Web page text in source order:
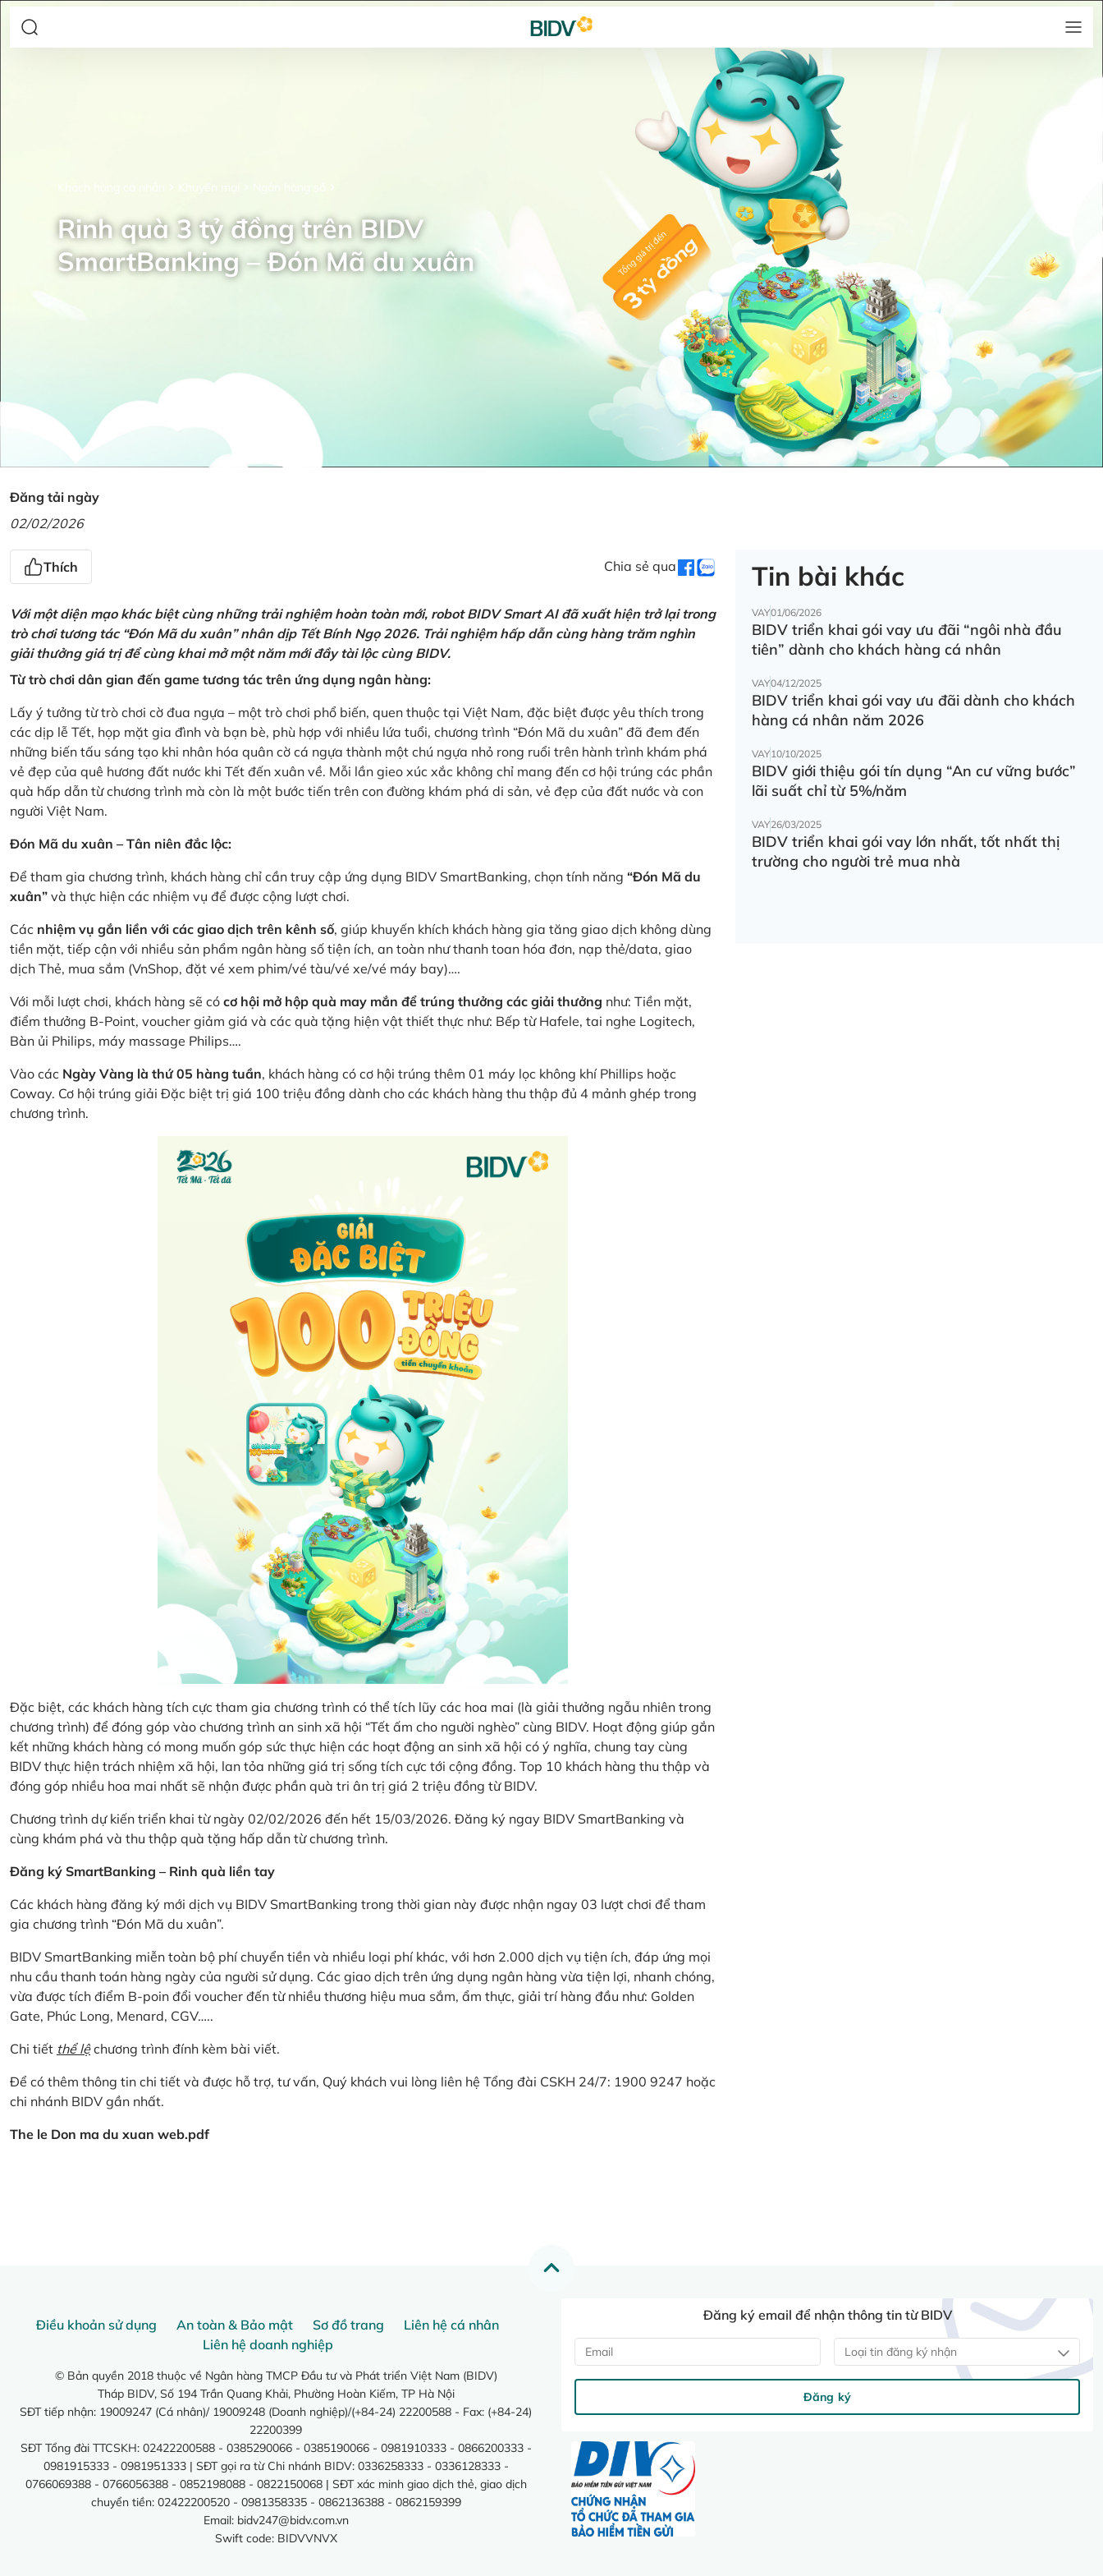
Khuyến mại Ngân hàng số
Rinh quà 3 tỷ đồng trên BIDV
SmartBanking – Đón Mã du xuân
Đăng tải ngày
02/02/2026
Thích Chia sẻ qua
Với một diện mạo khác biệt cùng những trải nghiệm hoàn toàn mới, robot BIDV Smart AI đã xuất hiện trở lại trong
trò chơi tương tác “Đón Mã du xuân” nhân dịp Tết Bính Ngọ 2026. Trải nghiệm hấp dẫn cùng hàng trăm nghìn
giải thưởng giá trị để cùng khai mở một năm mới đầy tài lộc cùng BIDV.
Từ trò chơi dân gian đến game tương tác trên ứng dụng ngân hàng:
Lấy ý tưởng từ trò chơi cờ đua ngựa – một trò chơi phổ biến, quen thuộc tại Việt Nam, đặc biệt được yêu thích trong
các dịp lễ Tết, họp mặt gia đình và bạn bè, phù hợp với nhiều lứa tuổi, chương trình “Đón Mã du xuân” đã đem đến
những biến tấu sáng tạo khi nhân hóa quân cờ cá ngựa thành một chú ngựa nhỏ rong ruổi trên hành trình khám phá
vẻ đẹp của quê hương đất nước khi Tết đến xuân về. Mỗi lần gieo xúc xắc không chỉ mang đến cơ hội trúng các phần
quà hấp dẫn từ chương trình mà còn là một bước tiến trên con đường khám phá di sản, vẻ đẹp của đất nước và con
người Việt Nam.
Đón Mã du xuân – Tân niên đắc lộc:
Để tham gia chương trình, khách hàng chỉ cần truy cập ứng dụng BIDV SmartBanking, chọn tính năng “Đón Mã du
xuân” và thực hiện các nhiệm vụ để được cộng lượt chơi.
Các nhiệm vụ gắn liền với các giao dịch trên kênh số, giúp khuyến khích khách hàng gia tăng giao dịch không dùng
tiền mặt, tiếp cận với nhiều sản phẩm ngân hàng số tiện ích, an toàn như thanh toan hóa đơn, nạp thẻ/data, giao
dịch Thẻ, mua sắm (VnShop, đặt vé xem phim/vé tàu/vé xe/vé máy bay)….
Với mỗi lượt chơi, khách hàng sẽ có cơ hội mở hộp quà may mắn để trúng thưởng các giải thưởng như: Tiền mặt,
điểm thưởng B-Point, voucher giảm giá và các quà tặng hiện vật thiết thực như: Bếp từ Hafele, tai nghe Logitech,
Bàn ủi Philips, máy massage Philips….
Vào các Ngày Vàng là thứ 05 hàng tuần, khách hàng có cơ hội trúng thêm 01 máy lọc không khí Phillips hoặc
Coway. Cơ hội trúng giải Đặc biệt trị giá 100 triệu đồng dành cho các khách hàng thu thập đủ 4 mảnh ghép trong
chương trình.
Đặc biệt, các khách hàng tích cực tham gia chương trình có thể tích lũy các hoa mai (là giải thưởng ngẫu nhiên trong
chương trình) để đóng góp vào chương trình an sinh xã hội “Tết ấm cho người nghèo” cùng BIDV. Hoạt động giúp gắn
kết những khách hàng có mong muốn góp sức thực hiện các hoạt động an sinh xã hội có ý nghĩa, chung tay cùng
BIDV thực hiện trách nhiệm xã hội, lan tỏa những giá trị sống tích cực tới cộng đồng. Top 10 khách hàng thu thập và
đóng góp nhiều hoa mai nhất sẽ nhận được phần quà tri ân trị giá 2 triệu đồng từ BIDV.
Chương trình dự kiến triển khai từ ngày 02/02/2026 đến hết 15/03/2026. Đăng ký ngay BIDV SmartBanking và
cùng khám phá và thu thập quà tặng hấp dẫn từ chương trình.
Đăng ký SmartBanking – Rinh quà liền tay
Các khách hàng đăng ký mới dịch vụ BIDV SmartBanking trong thời gian này được nhận ngay 03 lượt chơi để tham
gia chương trình “Đón Mã du xuân”.
BIDV SmartBanking miễn toàn bộ phí chuyển tiền và nhiều loại phí khác, với hơn 2.000 dịch vụ tiện ích, đáp ứng mọi
nhu cầu thanh toán hàng ngày của người sử dụng. Các giao dịch trên ứng dụng ngân hàng vừa tiện lợi, nhanh chóng,
vừa được tích điểm B-poin đổi voucher đến từ nhiều thương hiệu mua sắm, ẩm thực, giải trí hàng đầu như: Golden
Gate, Phúc Long, Menard, CGV…..
Chi tiết thể lệchương trình đính kèm bài viết.
Để có thêm thông tin chi tiết và được hỗ trợ, tư vấn, Quý khách vui lòng liên hệ Tổng đài CSKH 24/7: 1900 9247 hoặc
chi nhánh BIDV gần nhất.
The le Don ma du xuan web.pdf
Tin bài khác
VAY01/06/2026
BIDV triển khai gói vay ưu đãi “ngôi nhà đầu
tiên” dành cho khách hàng cá nhân
VAY04/12/2025
BIDV triển khai gói vay ưu đãi dành cho khách
hàng cá nhân năm 2026
VAY10/10/2025
BIDV giới thiệu gói tín dụng “An cư vững bước”
lãi suất chỉ từ 5%/năm
VAY26/03/2025
BIDV triển khai gói vay lớn nhất, tốt nhất thị
trường cho người trẻ mua nhà
Điều khoản sử dụng An toàn & Bảo mật Sơ đồ trang
Liên hệ cá nhân
Liên hệ doanh nghiệp
© Bản quyền 2018 thuộc về Ngân hàng TMCP Đầu tư và Phát triển Việt Nam (BIDV)
Tháp BIDV, Số 194 Trần Quang Khải, Phường Hoàn Kiếm, TP Hà Nội
SĐT tiếp nhận: 19009247 (Cá nhân)/ 19009248 (Doanh nghiệp)/(+84-24) 22200588 - Fax: (+84-24)
22200399
SĐT Tổng đài TTCSKH: 02422200588 - 0385290066 - 0385190066 - 0981910333 - 0866200333 -
0981915333 - 0981951333 | SĐT gọi ra từ Chi nhánh BIDV: 0336258333 - 0336128333 -
0766069388 - 0766056388 - 0852198088 - 0822150068 | SĐT xác minh giao dịch thẻ, giao dịch
chuyển tiền: 02422200520 - 0981358335 - 0862136388 - 0862159399
Email: bidv247@bidv.com.vn
Swift code: BIDVVNVX
Đăng ký email để nhận thông tin từ BIDV
Loại tin đăng ký nhận
Đăng ký